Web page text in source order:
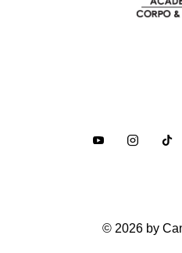
© 2026 by